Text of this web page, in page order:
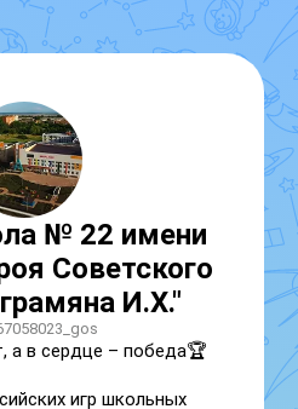
№ 22 имени
Советского
И.Х."
а в сердце – победа🏆
игр школьных